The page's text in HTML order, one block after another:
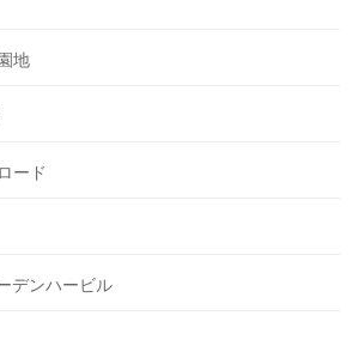
地
ード
デンハービル